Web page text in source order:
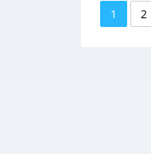
1 2